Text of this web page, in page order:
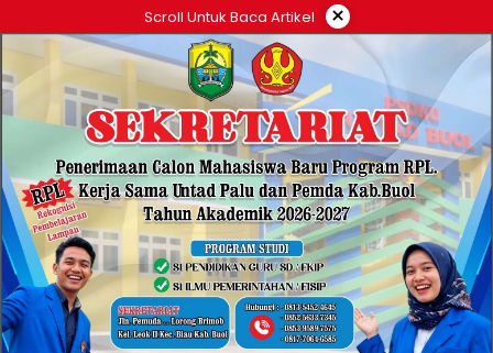
ke
konten
Scroll Untuk Baca Artikel ×